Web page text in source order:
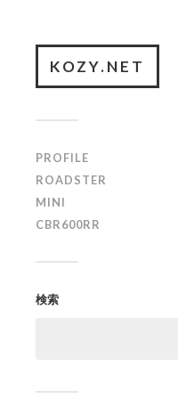
KOZY.NET
PROFILE
ROADSTER
MINI
CBR600RR
検索